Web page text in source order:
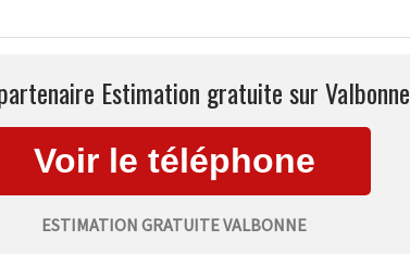
Estimation gratuite sur Valbonne
ESTIMATION GRATUITE VALBONNE